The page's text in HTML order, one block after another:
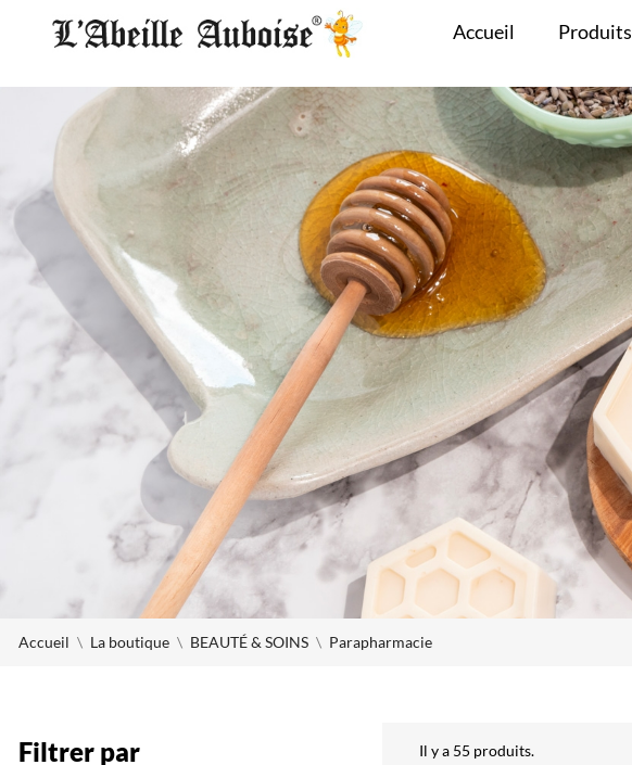
Accueil Produits
Accueil La boutique BEAUTÉ & SOINS Parapharmacie
Filtrer par Il y a 55 produits.